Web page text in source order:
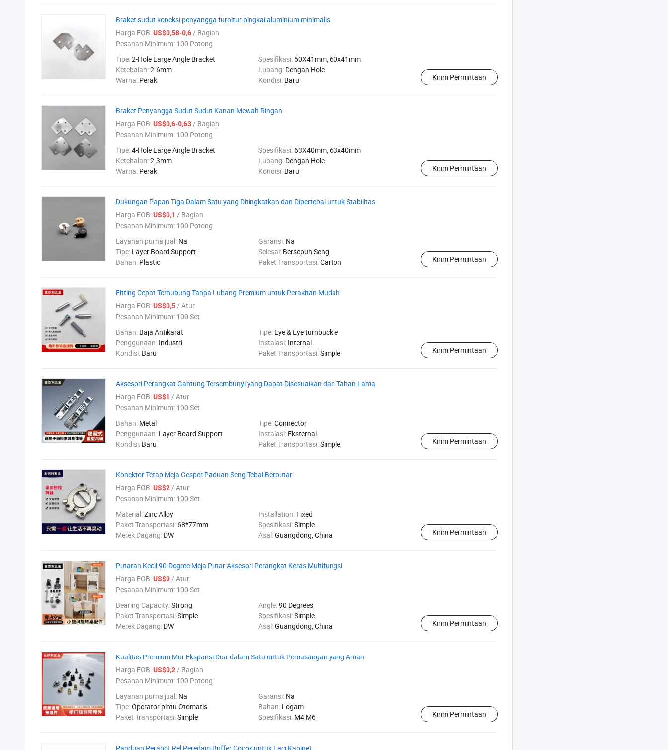
Braket sudut koneksi penyangga furnitur bingkai aluminium minimalis
Harga FOB:US$0,58-0,6/ Bagian
Pesanan Minimum: 100 Potong
Tipe:2-Hole Large Angle Bracket Spesifikasi: 60X41mm, 60x41mm
Ketebalan:2.6mm Lubang: Dengan Hole
Warna: Perak Kondisi: Baru Kirim Permintaan
Braket Penyangga Sudut Sudut Kanan Mewah Ringan
Harga FOB:US$0,6-0,63/ Bagian
Pesanan Minimum: 100 Potong
Tipe:4-Hole Large Angle Bracket Spesifikasi: 63X40mm, 63x40mm
Ketebalan:2.3mm Lubang: Dengan Hole
Warna: Perak Kondisi: Baru Kirim Permintaan
Dukungan Papan Tiga Dalam Satu yang Ditingkatkan dan Dipertebal untuk Stabilitas
Harga FOB:US$0,1 / Bagian
Pesanan Minimum: 100 Potong
Layanan purna jual: Na Garansi: Na
Tipe: Layer Board Support Selesai: Bersepuh Seng
Bahan: Plastic Paket Transportasi:Carton Kirim Permintaan
Fitting Cepat Terhubung Tanpa Lubang Premium untuk Perakitan Mudah
Harga FOB:US$0,5/ Atur
Pesanan Minimum: 100 Set
Bahan: Baja Antikarat Tipe: Eye & Eye turnbuckle
Penggunaan: Industri Instalasi: Internal
Kondisi: Baru Paket Transportasi:Simple Kirim Permintaan
Aksesori Perangkat Gantung Tersembunyi yang Dapat Disesuaikan dan Tahan Lama
Harga FOB:US$1 / Atur
Pesanan Minimum: 100 Set
Bahan: Metal Tipe:Connector
Penggunaan: Layer Board Support Instalasi: Eksternal
Kondisi: Baru Paket Transportasi:Simple Kirim Permintaan
Konektor Tetap Meja Gesper Paduan Seng Tebal Berputar
Harga FOB:US$2/ Atur
Pesanan Minimum: 100 Set
Material:Zinc Alloy Installation: Fixed
Paket Transportasi: 68*77mm Spesifikasi:Simple
Merek Dagang: DW Asal:Guangdong, China Kirim Permintaan
Putaran Kecil 90-Degree Meja Putar Aksesori Perangkat Keras Multifungsi
Harga FOB:US$9/ Atur
Pesanan Minimum: 100 Set
Bearing Capacity:Strong Angle:90 Degrees
Paket Transportasi:Simple Spesifikasi:Simple
Merek Dagang: DW Asal:Guangdong, China Kirim Permintaan
Kualitas Premium Mur Ekspansi Dua-dalam-Satu untuk Pemasangan yang Aman
Harga FOB:US$0,2/ Bagian
Pesanan Minimum: 100 Potong
Layanan purna jual: Na Garansi: Na
Tipe:Operator pintu Otomatis Bahan: Logam
Paket Transportasi:Simple Spesifikasi: M4 M6 Kirim Permintaan
Panduan Perabot Rel Peredam Buffer Cocok untuk Laci Kabinet